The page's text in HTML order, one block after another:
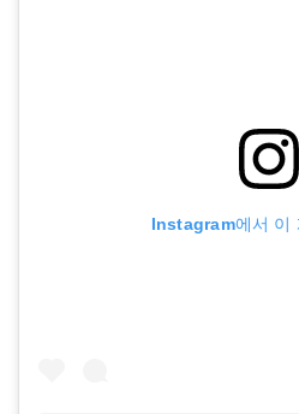
Instagram에서 이